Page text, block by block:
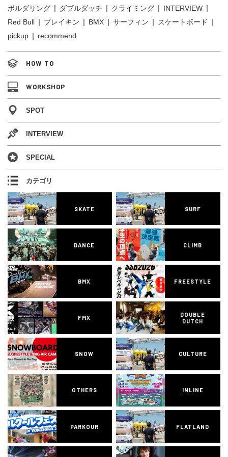
ボルダリング ダブルダッチ クライミング
INTERVIEW
Red Bull
ブレイキン BMX サーフィン
スケートボード
pickup
recommend
HOW TO
WORKSHOP
SPOT
INTERVIEW
SPECIAL
カテゴリ
SKATE SURF
DANCE CLIMB
BMX FREESTYLE
FMX
DOUBLE
DUTCH
SNOW CULTURE
OTHERS INLINE
PARKOUR FLATLAND